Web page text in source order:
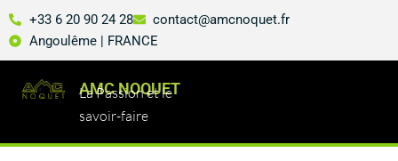
+33 6 20 90 24 28
contact@amcnoquet.fr
Angoulême | FRANCE
AMC NOQUET
La Passion et le
savoir-faire